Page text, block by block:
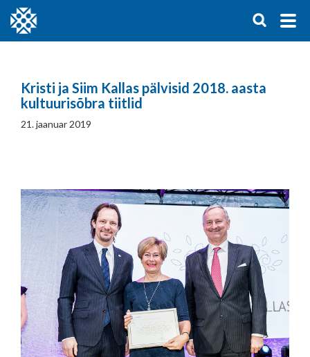
Kristi ja Siim Kallas pälvisid 2018. aasta
kultuurisõbra tiitlid
21. jaanuar 2019